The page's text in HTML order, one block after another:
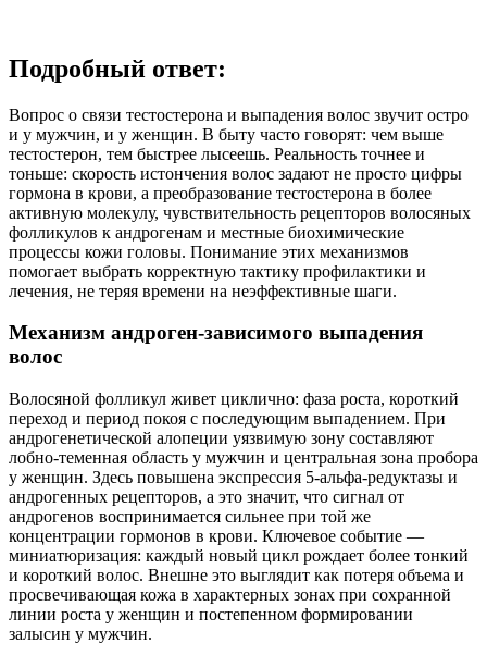
Подробный ответ:
Вопрос о связи тестостерона и выпадения волос звучит остро
и у мужчин, и у женщин. В быту часто говорят: чем выше
тестостерон, тем быстрее лысеешь. Реальность точнее и
тоньше: скорость истончения волос задают не просто цифры
гормона в крови, а преобразование тестостерона в более
активную молекулу, чувствительность рецепторов волосяных
фолликулов к андрогенам и местные биохимические
процессы кожи головы. Понимание этих механизмов
помогает выбрать корректную тактику профилактики и
лечения, не теряя времени на неэффективные шаги.
Механизм андроген‑зависимого выпадения
волос
Волосяной фолликул живет циклично: фаза роста, короткий
переход и период покоя с последующим выпадением. При
андрогенетической алопеции уязвимую зону составляют
лобно‑теменная область у мужчин и центральная зона пробора
у женщин. Здесь повышена экспрессия 5‑альфа‑редуктазы и
андрогенных рецепторов, а это значит, что сигнал от
андрогенов воспринимается сильнее при той же
концентрации гормонов в крови. Ключевое событие —
миниатюризация: каждый новый цикл рождает более тонкий
и короткий волос. Внешне это выглядит как потеря объема и
просвечивающая кожа в характерных зонах при сохранной
линии роста у женщин и постепенном формировании
залысин у мужчин.